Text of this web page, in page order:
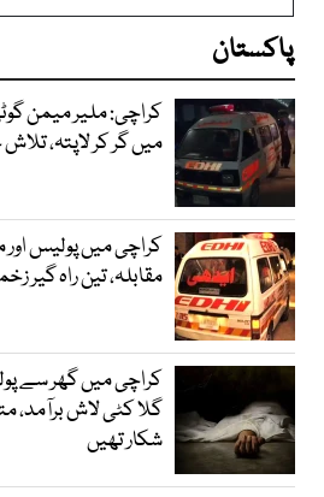
پاکستان
کراچی: ملیر میمن
میں گر کر لاپتہ،
کراچی میں پولیس
مقابلہ، تین راہ گیر
کراچی میں گھر سے
گلا کٹی لاش برآمد،
شکار تھیں